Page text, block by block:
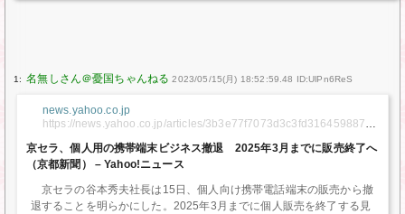
1: 2023/05/15(月) 18:52:59.48 ID:UlPn6ReS
news.yahoo.co.jp
https://news.yahoo.co.jp/articles/3b3e77f7073d3c3fd316459887ad
京セラ、個人用の携帯端末ビジネス撤退 2025年3月までに販売終了へ
（京都新聞） – Yahoo!ニュース
京セラの谷本秀夫社長は15日、個人向け携帯電話端末の販売から撤
退することを明らかにした。2025年3月までに個人販売を終了する見